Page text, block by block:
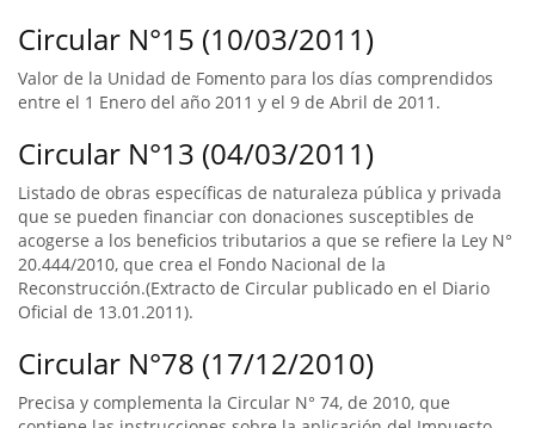
Circular N°15 (10/03/2011)
Valor de la Unidad de Fomento para los días comprendidos
entre el 1 Enero del año 2011 y el 9 de Abril de 2011.
Circular N°13 (04/03/2011)
Listado de obras específicas de naturaleza pública y privada
que se pueden financiar con donaciones susceptibles de
acogerse a los beneficios tributarios a que se refiere la Ley N°
20.444/2010, que crea el Fondo Nacional de la
Reconstrucción.(Extracto de Circular publicado en el Diario
Oficial de 13.01.2011).
Circular N°78 (17/12/2010)
Precisa y complementa la Circular N° 74, de 2010, que